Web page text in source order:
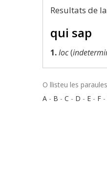
Resultats de
qui sap
1.loc(
O llisteu les
A - B - C - D - E - F -